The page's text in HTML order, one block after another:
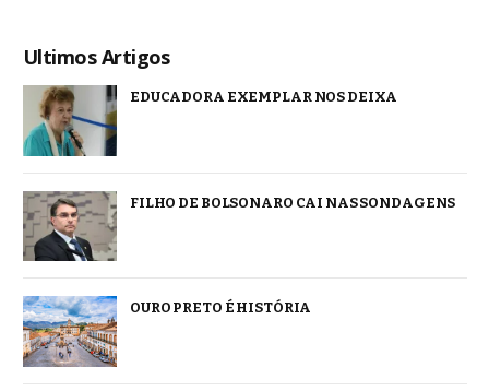
Ultimos Artigos
EDUCADORA EXEMPLAR NOS DEIXA
FILHO DE BOLSONARO CAI NAS SONDAGENS
OURO PRETO É HISTÓRIA